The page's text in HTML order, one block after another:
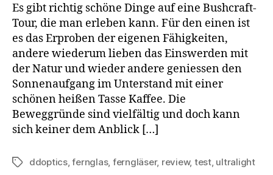
Es gibt richtig schöne Dinge auf eine Bushcraft-
Tour, die man erleben kann. Für den einen ist
es das Erproben der eigenen Fähigkeiten,
andere wiederum lieben das Einswerden mit
der Natur und wieder andere geniessen den
Sonnenaufgang im Unterstand mit einer
schönen heißen Tasse Kaffee. Die
Beweggründe sind vielfältig und doch kann
sich keiner dem Anblick […]
Schlagwörter
ddoptics,fernglas, ferngläser, review, test, ultralight